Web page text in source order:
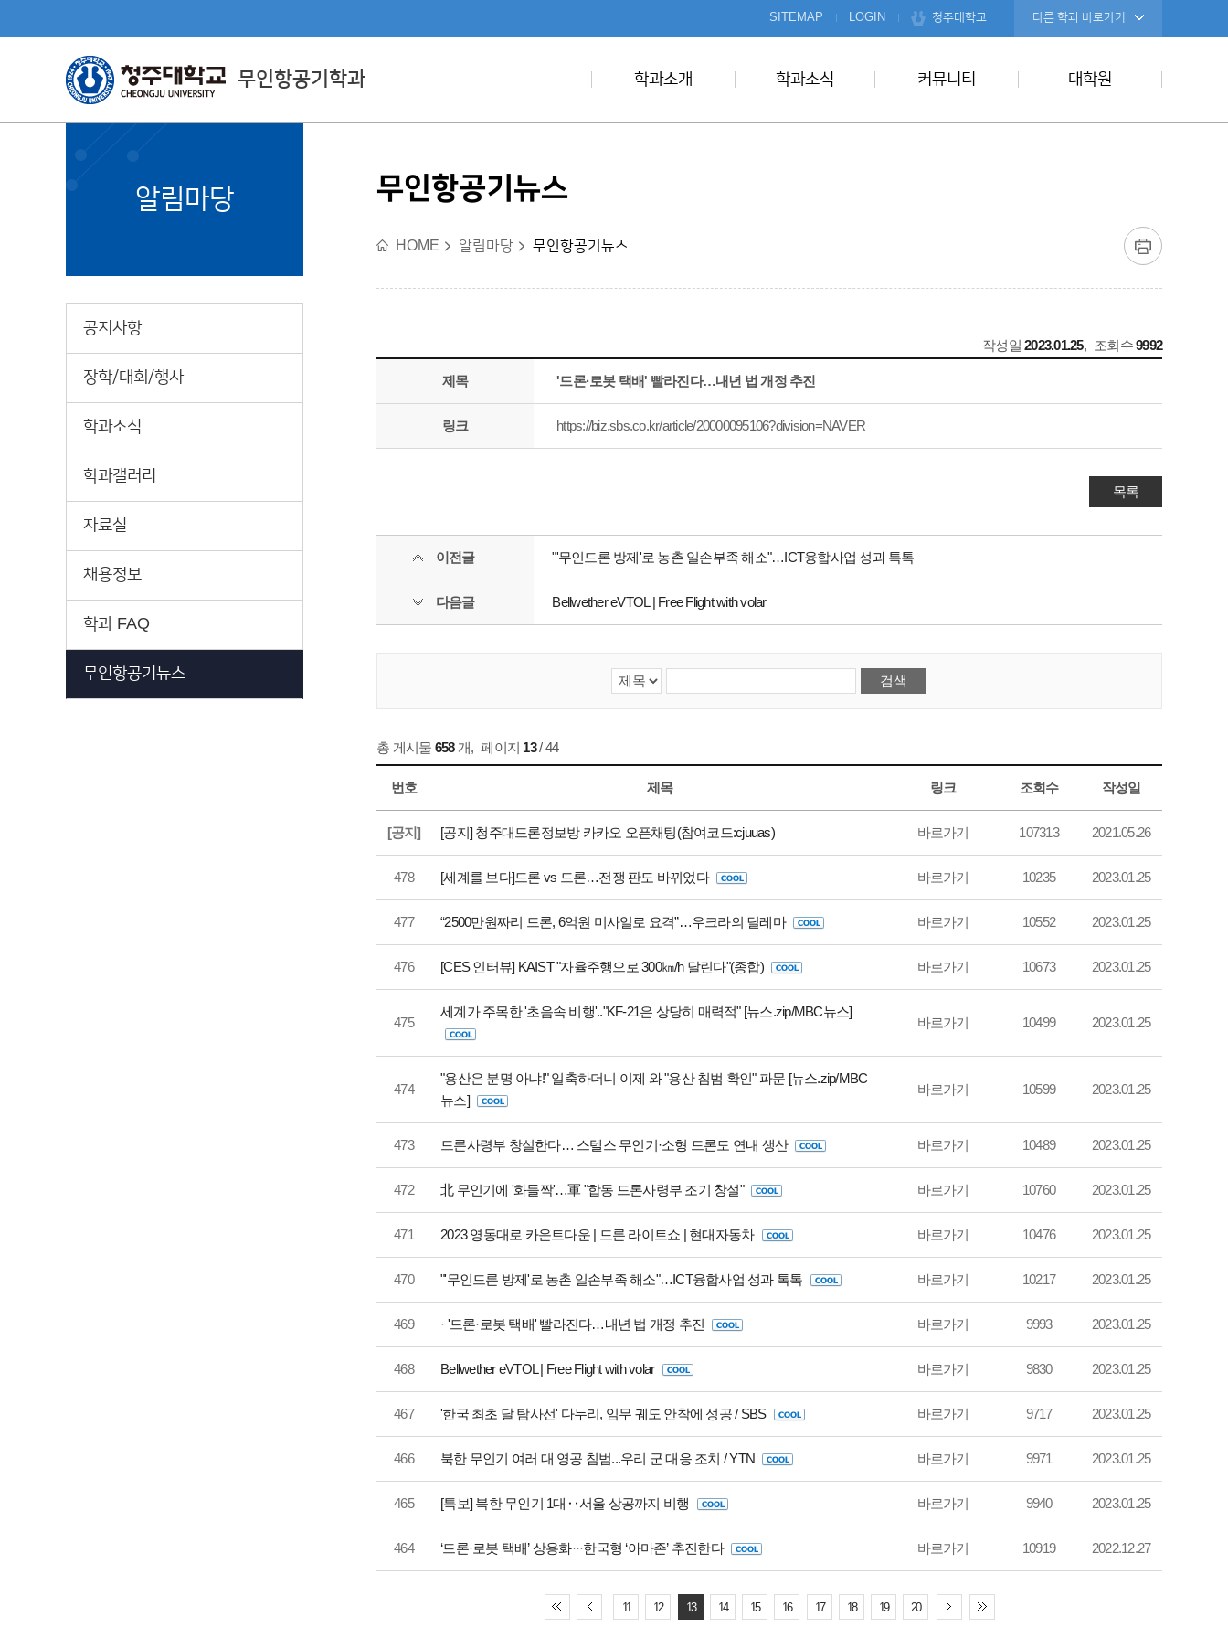
무인항공기학과
SITEMAP LOGIN 청주대학교 다른 학과 바로가기
Department Directly
Managed By CJU
학과소개 학과소식 커뮤니티 대학원
알림마당
공지사항
장학/대회/행사
학과소식
학과갤러리
자료실
채용정보
학과 FAQ
무인항공기뉴스
무인항공기뉴스
HOME 알림마당 무인항공기뉴스
작성일 2023.01.25, 조회수9992
제목 '드론·로봇 택배' 빨라진다…내년 법 개정 추진
링크 https://biz.sbs.co.kr/article/20000095106?division=NAVER
목록
이전글 "'무인드론 방제'로 농촌 일손부족 해소"…ICT융합사업 성과 톡톡
다음글 Bellwether eVTOL | Free Flight with volar
총 게시물 658개, 페이지 13/ 44
번호 제목 링크 조회수 작성일
[공지] [공지] 청주대드론정보방 카카오 오픈채팅(참여코드:cjuuas) 바로가기 107313 2021.05.26
478 [세계를 보다]드론 vs 드론…전쟁 판도 바뀌었다 바로가기 10235 2023.01.25
477 “2500만원짜리 드론, 6억원 미사일로 요격”…우크라의 딜레마 바로가기 10552 2023.01.25
476 [CES 인터뷰] KAIST "자율주행으로 300㎞/h 달린다"(종합) 바로가기 10673 2023.01.25
475
세계가 주목한 '초음속 비행'.."KF-21은 상당히 매력적" [뉴스.zip/MBC뉴스]
바로가기 10499 2023.01.25
474
"용산은 분명 아냐!" 일축하더니 이제 와 "용산 침범 확인" 파문 [뉴스.zip/MBC
뉴스]
바로가기 10599 2023.01.25
473 드론사령부 창설한다… 스텔스 무인기·소형 드론도 연내 생산 바로가기 10489 2023.01.25
472 北 무인기에 '화들짝'…軍 "합동 드론사령부 조기 창설" 바로가기 10760 2023.01.25
471 2023 영동대로 카운트다운 | 드론 라이트쇼 | 현대자동차 바로가기 10476 2023.01.25
470 "'무인드론 방제'로 농촌 일손부족 해소"…ICT융합사업 성과 톡톡 바로가기 10217 2023.01.25
469 · '드론·로봇 택배' 빨라진다…내년 법 개정 추진 바로가기 9993 2023.01.25
468 Bellwether eVTOL | Free Flight with volar 바로가기 9830 2023.01.25
467 '한국 최초 달 탐사선' 다누리, 임무 궤도 안착에 성공 / SBS 바로가기 9717 2023.01.25
466 북한 무인기 여러 대 영공 침범...우리 군 대응 조치 / YTN 바로가기 9971 2023.01.25
465 [특보] 북한 무인기 1대‥서울 상공까지 비행 바로가기 9940 2023.01.25
464 ‘드론·로봇 택배’ 상용화···한국형 ‘아마존’ 추진한다 바로가기 10919 2022.12.27
11 12 13 14 15 16 17 18 19 20